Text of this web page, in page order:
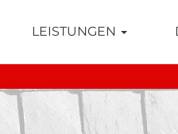
LEISTUNGEN